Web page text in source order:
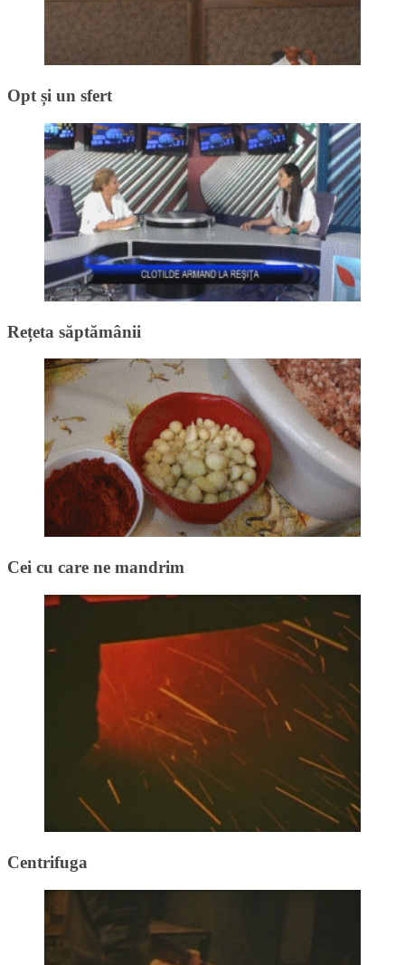
Opt și un sfert
Rețeta săptămânii
Cei cu care ne mandrim
Centrifuga